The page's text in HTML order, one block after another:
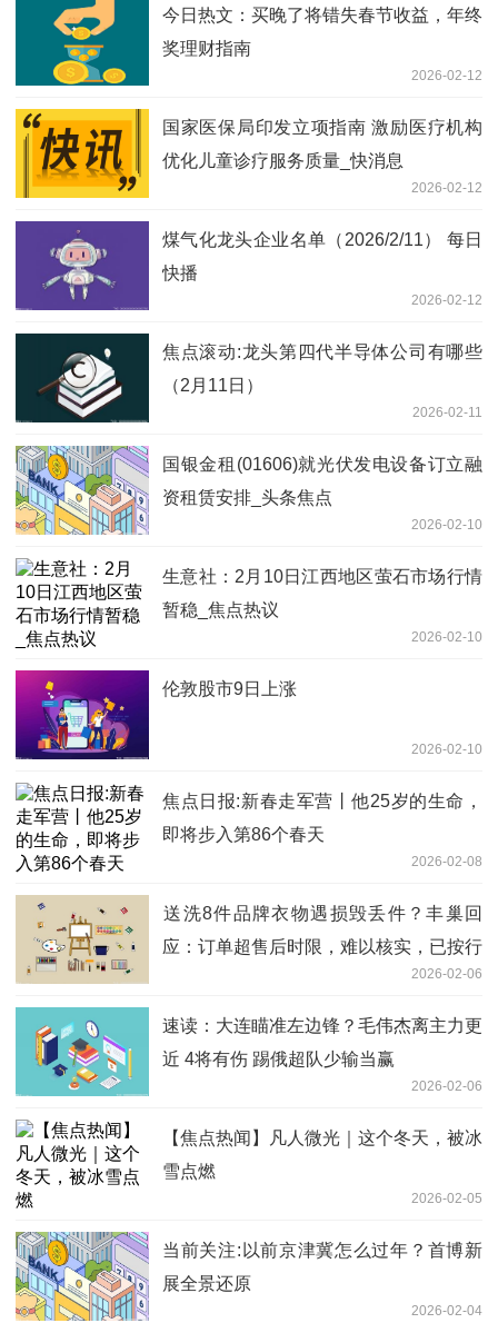
今日热文：买晚了将错失春节收益，年终
奖理财指南
2026-02-12
国家医保局印发立项指南 激励医疗机构
优化儿童诊疗服务质量_快消息
2026-02-12
煤气化龙头企业名单（2026/2/11） 每日
快播
2026-02-12
焦点滚动:龙头第四代半导体公司有哪些
（2月11日）
2026-02-11
国银金租(01606)就光伏发电设备订立融
资租赁安排_头条焦点
2026-02-10
生意社：2月10日江西地区萤石市场行情
暂稳_焦点热议
2026-02-10
伦敦股市9日上涨
2026-02-10
焦点日报:新春走军营丨他25岁的生命，
即将步入第86个春天
2026-02-08
送洗8件品牌衣物遇损毁丢件？丰巢回
应：订单超售后时限，难以核实，已按行
2026-02-06
速读：大连瞄准左边锋？毛伟杰离主力更
近 4将有伤 踢俄超队少输当赢
2026-02-06
【焦点热闻】凡人微光｜这个冬天，被冰
雪点燃
2026-02-05
当前关注:以前京津冀怎么过年？首博新
展全景还原
2026-02-04